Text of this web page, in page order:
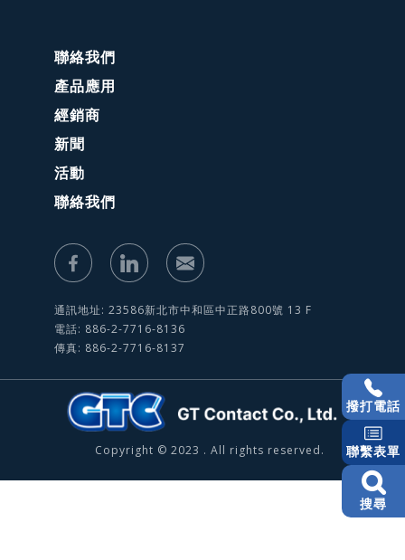
聯絡我們
產品應用
經銷商
新聞
活動
聯絡我們
通訊地址: 23586新北市中和區中正路800號 13 F
電話: 886-2-7716-8136
傳真: 886-2-7716-8137
Copyright © 2023 . All rights reserved.
撥打電話
聯繫表單
搜尋